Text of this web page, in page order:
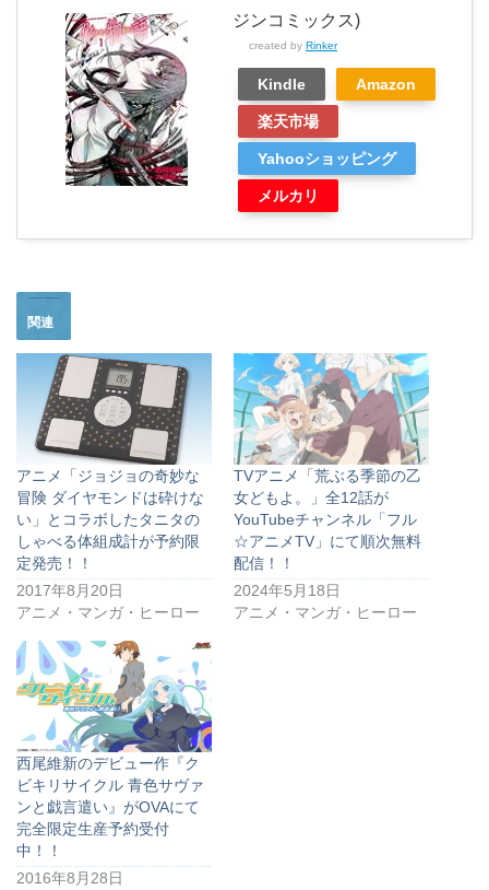
ジンコミックス)
created by Rinker
Kindle Amazon
楽天市場
Yahooショッピング
メルカリ
関連
アニメ「ジョジョの奇妙な
冒険 ダイヤモンドは砕けな
い」とコラボしたタニタの
しゃべる体組成計が予約限
定発売！！
2017年8月20日
アニメ・マンガ・ヒーロー
TVアニメ「荒ぶる季節の乙
女どもよ。」全12話が
YouTubeチャンネル「フル
☆アニメTV」にて順次無料
配信！！
2024年5月18日
アニメ・マンガ・ヒーロー
西尾維新のデビュー作『ク
ビキリサイクル 青色サヴァ
ンと戯言遣い』がOVAにて
完全限定生産予約受付
中！！
2016年8月28日